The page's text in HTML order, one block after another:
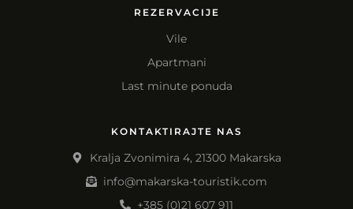
REZERVACIJE
Vile
Apartmani
Last minute ponuda
KONTAKTIRAJTE NAS
Kralja Zvonimira 4, 21300 Makarska
info@makarska-touristik.com
+385 (0)21 607 911